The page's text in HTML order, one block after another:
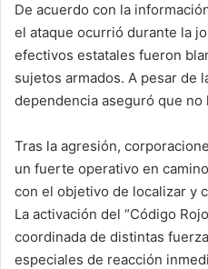
De acuerdo con la
el ataque ocurrió durante la
efectivos estatales fueron
sujetos armados. A pesar de
dependencia aseguró que
Tras la agresión,
un fuerte operativo en
con el objetivo de localizar y
La activación del “Código
coordinada de distintas
especiales de reacción